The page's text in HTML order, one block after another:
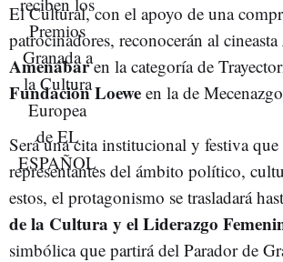
El Cultural, con el apoyo de una
patrocinadores, reconocerán al cineasta
Amenábaren la categoría de
Fundación Loewe en la de
Será una cita institucional y festiva que
representantes del ámbito político,
estos, el protagonismo se trasladará
de la Cultura y el Liderazgo
simbólica que partirá del Parador de